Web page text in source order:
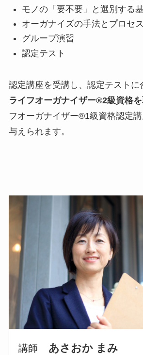
モノの「要不要」と選別する
オーガナイズの手法とプロセス
グループ演習
認定テスト
認定講座を受講し、認定テストに
ライフオーガナイザー®2級資格
フオーガナイザー®1級資格認定
与えられます。
講師 あさおか まみ